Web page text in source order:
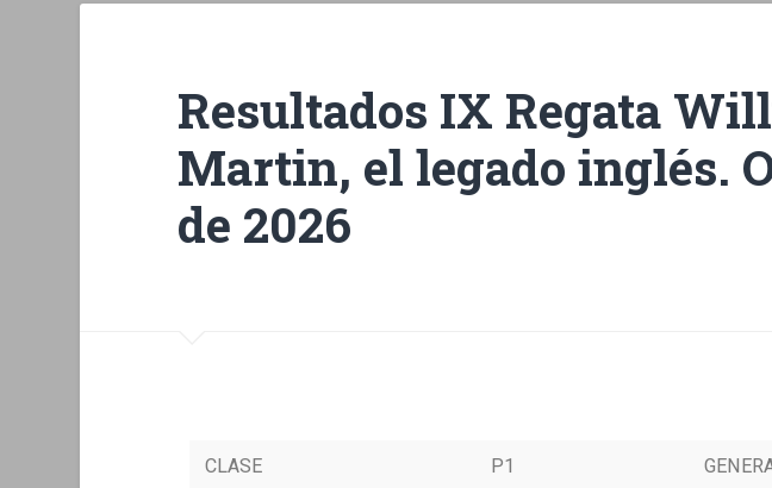
Resultados IX Regata
Martin, el legado inglés.
de 2026
CLASE P1